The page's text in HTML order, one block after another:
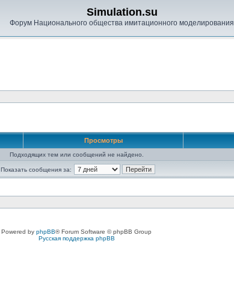
Simulation.su
Форум Национального общества имитационного моделирования
Просмотры
Подходящих тем или сообщений не найдено.
Показать сообщения за:
Powered by phpBB® Forum Software © phpBB Group
Русская поддержка phpBB